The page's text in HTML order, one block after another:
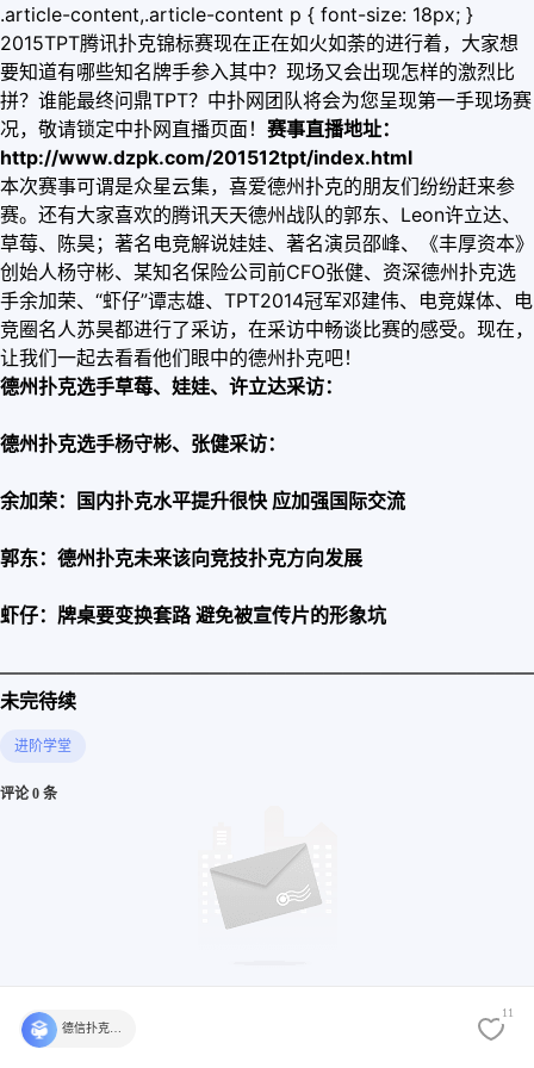
.article-content,.article-content p { font-size: 18px; }
2015TPT腾讯扑克锦标赛现在正在如火如荼的进行着，大家想
要知道有哪些知名牌手参入其中？现场又会出现怎样的激烈比
拼？谁能最终问鼎TPT？中扑网团队将会为您呈现第一手现场赛
况，敬请锁定中扑网直播页面！ 赛事直播地址：
http://www.dzpk.com/201512tpt/index.html
本次赛事可谓是众星云集，喜爱德州扑克的朋友们纷纷赶来参
赛。还有大家喜欢的腾讯天天德州战队的郭东、Leon许立达、
草莓、陈昊；著名电竞解说娃娃、著名演员邵峰、《丰厚资本》
创始人杨守彬、某知名保险公司前CFO张健、资深德州扑克选
手余加荣、“虾仔”谭志雄、TPT2014冠军邓建伟、电竞媒体、电
竞圈名人苏昊都进行了采访，在采访中畅谈比赛的感受。现在，
让我们一起去看看他们眼中的德州扑克吧！
德州扑克选手草莓、娃娃、许立达采访：
德州扑克选手杨守彬、张健采访：
余加荣：国内扑克水平提升很快 应加强国际交流
郭东：德州扑克未来该向竞技扑克方向发展
虾仔：牌桌要变换套路 避免被宣传片的形象坑
未完待续
进阶学堂
评论 0 条
11